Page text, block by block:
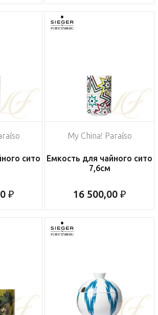
сито
₽
My China! Paraíso
Емкость для чайного сито
7,6см
16 500,00 ₽